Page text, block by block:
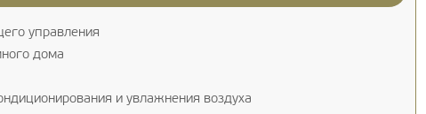
управления
дома
и увлажнения воздуха